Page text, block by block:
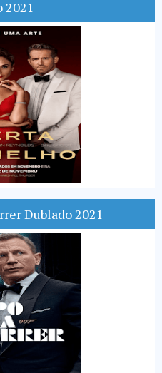
2021
Dublado 2021